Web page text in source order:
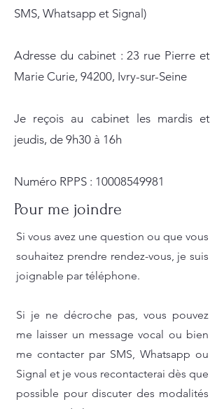
SMS, Whatsapp et Signal)
Adresse du cabinet : 23 rue Pierre et
Marie Curie, 94200, Ivry-sur-Seine
Je reçois au cabinet les mardis et
jeudis, de 9h30 à 16h
Numéro RPPS : 10008​549981
Pour me joindre
Si vous avez une question ou que vous
souhaitez prendre rendez-vous, je suis
joignable par téléphone.
Si je ne décroche pas, vous pouvez
me laisser un message vocal ou bien
me contacter par SMS, Whatsapp ou
Signal et je vous recontacterai dès que
possible pour discuter des modalités